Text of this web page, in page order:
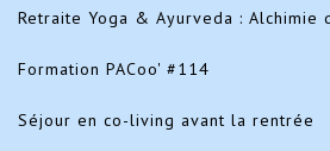
Retraite Yoga & Ayurveda : Alchimie
Formation PACoo' #114
Séjour en co-living avant la rentrée